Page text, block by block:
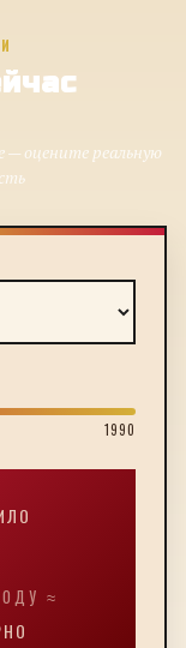
— оцените реальную
1990
≈